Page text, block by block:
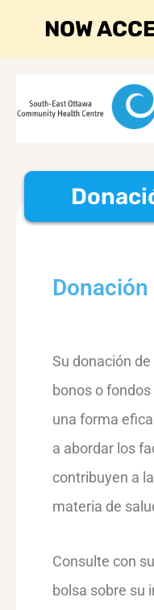
Su donación
bonos o
una forma
a abordar los
contribuyen a
materia de
Consulte con
bolsa sobre su
NOW